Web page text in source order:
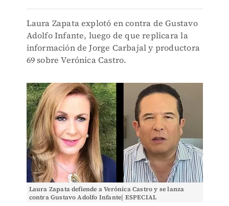
Laura Zapata explotó en contra de Gustavo
Adolfo Infante, luego de que replicara la
información de Jorge Carbajal y productora
69 sobre Verónica Castro.
Laura Zapata defiende a Verónica Castro y se lanza
contra Gustavo Adolfo Infante| ESPECIAL